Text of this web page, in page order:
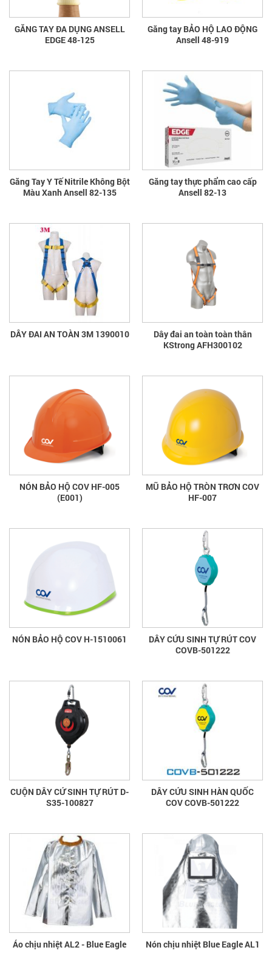
GĂNG TAY ĐA DỤNG ANSELL
EDGE 48-125
Găng tay BẢO HỘ LAO ĐỘNG
Ansell 48-919
Găng Tay Y Tế Nitrile Không Bột
Màu Xanh Ansell 82-135
Găng tay thực phẩm cao cấp
Ansell 82-13
DÂY ĐAI AN TOÀN 3M 1390010
Dây đai an toàn toàn thân
KStrong AFH300102
NÓN BẢO HỘ COV HF-005
(E001)
MŨ BẢO HỘ TRÒN TRƠN COV
HF-007
NÓN BẢO HỘ COV H-1510061
DÂY CỨU SINH TỰ RÚT COV
COVB-501222
CUỘN DÂY CỨ SINH TỰ RÚT D-
S35-100827
DÂY CỨU SINH HÀN QUỐC
COV COVB-501222
Áo chịu nhiệt AL2 - Blue Eagle Nón chịu nhiệt Blue Eagle AL1